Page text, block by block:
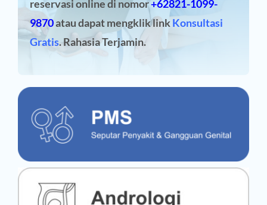
reservasi onlinedi nomor+62821-1099-
9870atau dapat mengklik linkKonsultasi
Gratis. Rahasia Terjamin.